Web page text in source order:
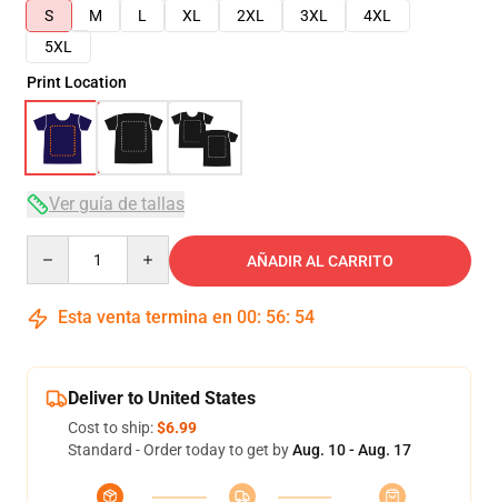
S
M L XL 2XL 3XL
4XL
5XL
Print Location
Ver guía de tallas
AÑADIR AL CARRITO
Esta venta termina en 00: 56: 53
Deliver to United States
Cost to ship:$6.99
Standard - Order today to get byAug. 10 - Aug. 17